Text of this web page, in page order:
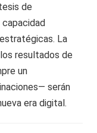
de
capacidad
La
resultados de
un
serán
era digital.